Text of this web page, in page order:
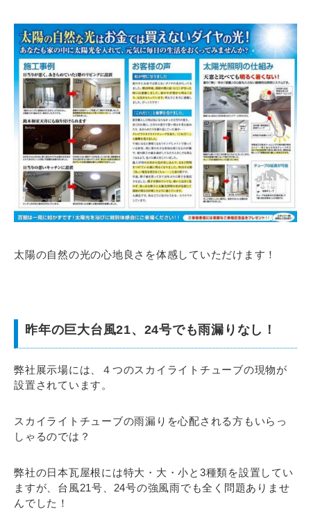
太陽の自然の光の心地良さを体感していただけます！
昨年の巨大台風21、24号でも雨漏りなし！
弊社展示場には、４つのスカイライトチューブの現物が
設置されています。
スカイライトチューブの雨漏りを心配される方もいらっ
しゃるのでは？
弊社の日本瓦屋根には特大・大・小と3種類を設置してい
ますが、台風21号、24号の強風雨でも全く問題ありませ
んでした！